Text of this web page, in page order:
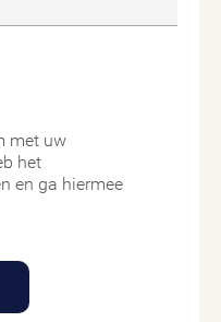
met uw
het
en ga hiermee